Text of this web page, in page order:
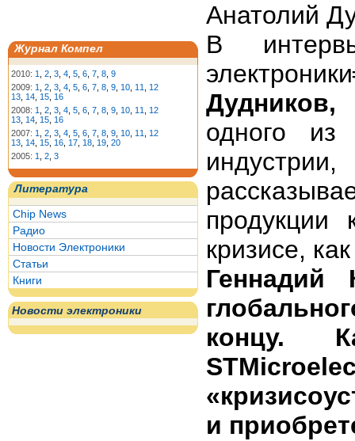
Журнал Компел
2010: 1 2 3 4 5 6 7 8 9
2009: 1 2 3 4 5 6 7 8 9 10 11
12
13 14 15 16
2008: 1 2 3 4 5 6 7 8 9 10 11
12
13 14 15 16
2007: 1 2 3 4 5 6 7 8 9 10 11
12
13 14 15 16 17 18 19 20
2005: 1 2 3
Литература
Chip News
Радио
Новости Электроники
Статьи
Книги
Новости электроники
Анатолий
В
Дудников,
одного из
кризисе,
Геннадий
концу.
и